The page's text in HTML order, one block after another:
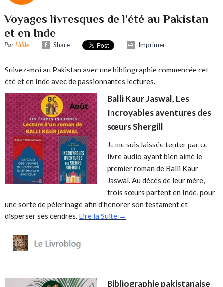
Voyages livresques de l'été au Pakistan
et en Inde
Par Hilde Share Imprimer
Suivez-moi au Pakistan avec une bibliographie commencée cet
été et en Inde avec de passionnantes lectures.
Balli Kaur Jaswal, Les
Incroyables aventures des
sœurs Shergill
Je me suis laissée tenter par ce
livre audio ayant bien aimé le
premier roman de Balli Kaur
Jaswal. Au décès de leur mère,
trois sœurs partent en Inde, pour
une sorte de pèlerinage afin d'honorer son testament et
disperser ses cendres. Lire la Suite →
Bibliographie pakistanaise